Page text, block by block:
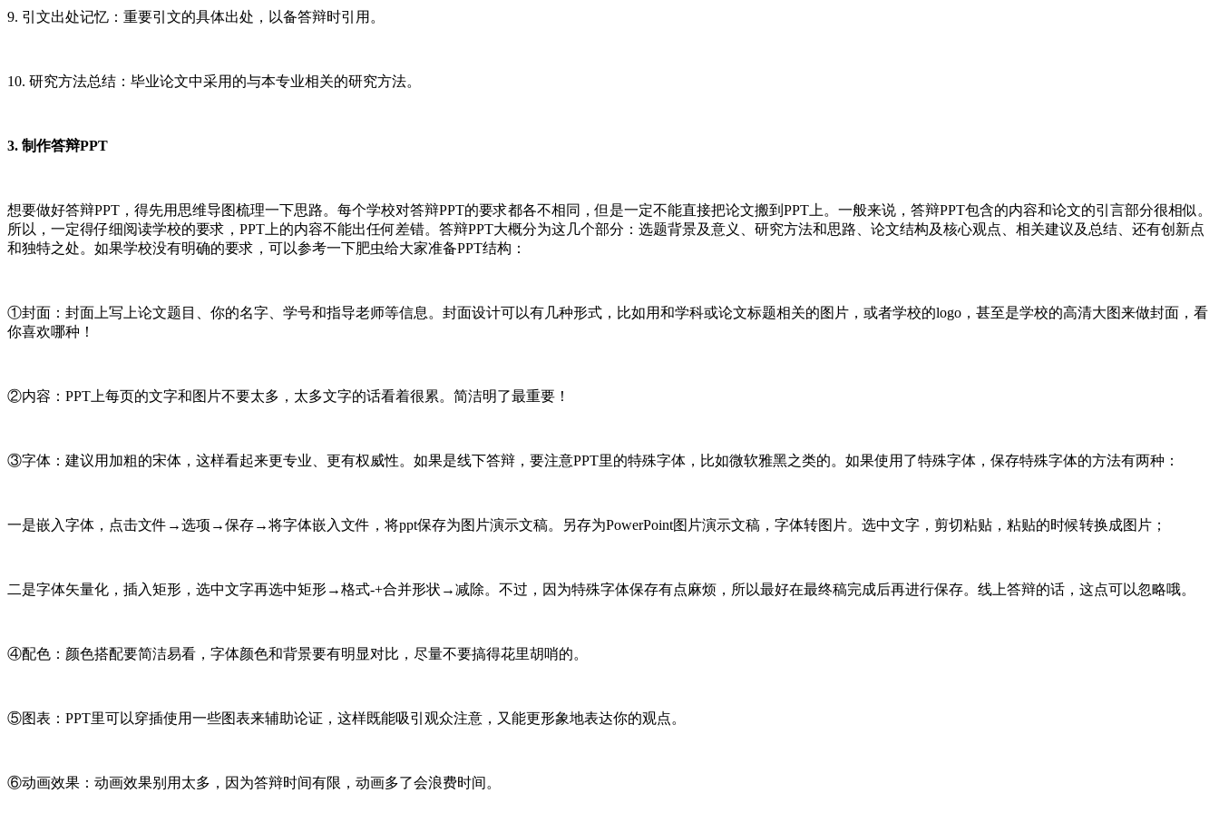
9. 引文出处记忆：重要引文的具体出处，以备答辩时引用。
10. 研究方法总结：毕业论文中采用的与本专业相关的研究方法。
3. 制作答辩PPT
想要做好答辩PPT，得先用思维导图梳理一下思路。每个学校对答辩PPT的要求都各不相同，但是一定不能直接把论文搬到PPT上。一般来说，答辩PPT包含的内容和论文的引言部分很相似。
所以，一定得仔细阅读学校的要求，PPT上的内容不能出任何差错。答辩PPT大概分为这几个部分：选题背景及意义、研究方法和思路、论文结构及核心观点、相关建议及总结、还有创新点
和独特之处。如果学校没有明确的要求，可以参考一下肥虫给大家准备PPT结构：
①封面：封面上写上论文题目、你的名字、学号和指导老师等信息。封面设计可以有几种形式，比如用和学科或论文标题相关的图片，或者学校的logo，甚至是学校的高清大图来做封面，看
你喜欢哪种！
②内容：PPT上每页的文字和图片不要太多，太多文字的话看着很累。简洁明了最重要！
③字体：建议用加粗的宋体，这样看起来更专业、更有权威性。如果是线下答辩，要注意PPT里的特殊字体，比如微软雅黑之类的。如果使用了特殊字体，保存特殊字体的方法有两种：
一是嵌入字体，点击文件→选项→保存→将字体嵌入文件，将ppt保存为图片演示文稿。另存为PowerPoint图片演示文稿，字体转图片。选中文字，剪切粘贴，粘贴的时候转换成图片；
二是字体矢量化，插入矩形，选中文字再选中矩形→格式-+合并形状→减除。不过，因为特殊字体保存有点麻烦，所以最好在最终稿完成后再进行保存。线上答辩的话，这点可以忽略哦。
④配色：颜色搭配要简洁易看，字体颜色和背景要有明显对比，尽量不要搞得花里胡哨的。
⑤图表：PPT里可以穿插使用一些图表来辅助论证，这样既能吸引观众注意，又能更形象地表达你的观点。
⑥动画效果：动画效果别用太多，因为答辩时间有限，动画多了会浪费时间。